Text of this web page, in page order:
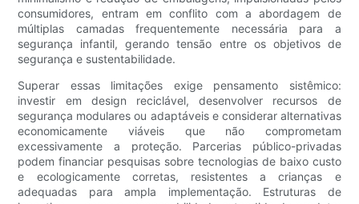
consumidores, entram em conflito com a abordagem de
múltiplas camadas frequentemente necessária para a
segurança infantil, gerando tensão entre os objetivos de
segurança e sustentabilidade.
Superar essas limitações exige pensamento sistêmico:
investir em design reciclável, desenvolver recursos de
segurança modulares ou adaptáveis ​​e considerar alternativas
economicamente viáveis ​​que não comprometam
excessivamente a proteção. Parcerias público-privadas
podem financiar pesquisas sobre tecnologias de baixo custo
e ecologicamente corretas, resistentes a crianças e
adequadas para ampla implementação. Estruturas de